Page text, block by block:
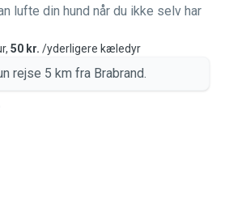
lufte din hund når du ikke selv har
50 kr. /yderligere kæledyr
rejse 5 km fra Brabrand.